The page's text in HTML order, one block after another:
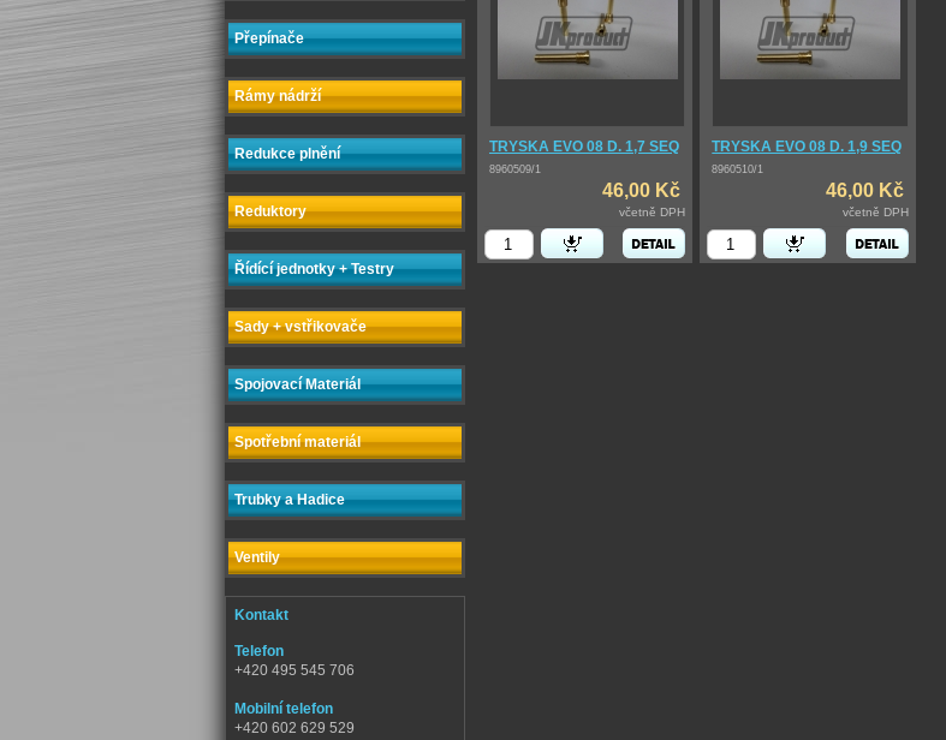
Přepínače
Rámy nádrží
Redukce plnění
Reduktory
Řídící jednotky + Testry
Sady + vstřikovače
Spojovací Materiál
Spotřební materiál
Trubky a Hadice
Ventily
Kontakt
Telefon
+420 495 545 706
Mobilní telefon
+420 602 629 529
TRYSKA EVO 08 D. 1,7 SEQ
8960509/1
46,00 Kč
včetně DPH
TRYSKA EVO 08 D. 1,9 SEQ
8960510/1
46,00 Kč
včetně DPH